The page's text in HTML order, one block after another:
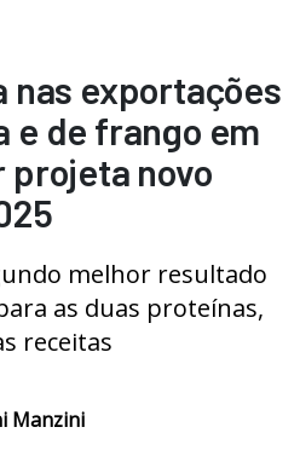
nas exportações
e de frango em
novo
melhor resultado
as duas proteínas,
receitas
Manzini